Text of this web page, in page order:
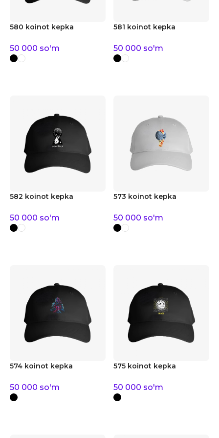
580 koinot kepka
50 000 so'm
581 koinot kepka
50 000 so'm
582 koinot kepka
50 000 so'm
573 koinot kepka
50 000 so'm
574 koinot kepka
50 000 so'm
575 koinot kepka
50 000 so'm